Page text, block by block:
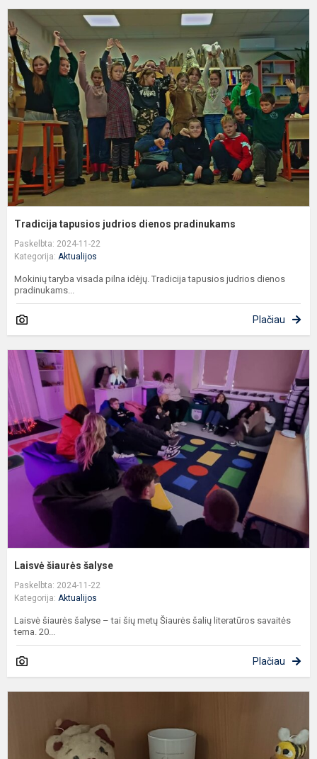
Tradicija tapusios judrios dienos pradinukams
Paskelbta: 2024-11-22
Kategorija: Aktualijos
Mokinių taryba visada pilna idėjų. Tradicija tapusios judrios dienos
pradinukams...
Plačiau
Laisvė šiaurės šalyse
Paskelbta: 2024-11-22
Kategorija: Aktualijos
Laisvė šiaurės šalyse – tai šių metų Šiaurės šalių literatūros savaitės
tema. 20...
Plačiau